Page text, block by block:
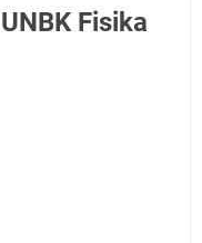
Fisika